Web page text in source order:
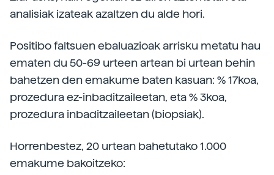
analisiak izateak azaltzen du alde hori.
Positibo faltsuen ebaluazioak arrisku metatu hau
ematen du 50-69 urteen artean bi urtean behin
bahetzen den emakume baten kasuan: % 17koa,
prozedura ez-inbaditzaileetan, eta % 3koa,
prozedura inbaditzaileetan (biopsiak).
Horrenbestez, 20 urtean bahetutako 1.000
emakume bakoitzeko: